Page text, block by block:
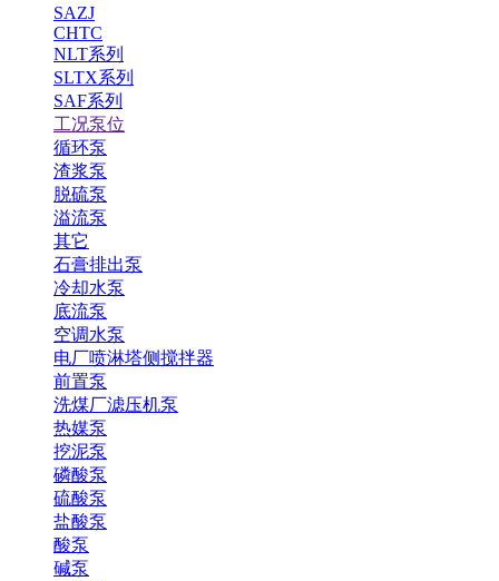
SAZJ
CHTC
NLT系列
SLTX系列
SAF系列
工况泵位
循环泵
渣浆泵
脱硫泵
溢流泵
其它
石膏排出泵
冷却水泵
底流泵
空调水泵
电厂喷淋塔侧搅拌器
前置泵
洗煤厂滤压机泵
热媒泵
挖泥泵
磷酸泵
硫酸泵
盐酸泵
酸泵
碱泵